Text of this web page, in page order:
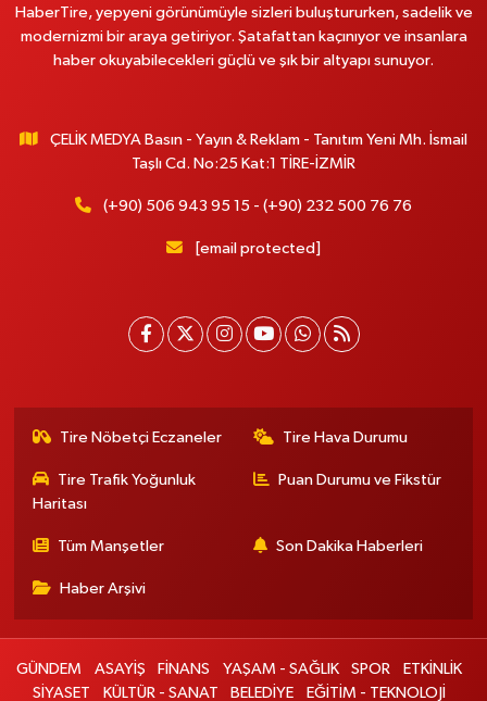
HaberTire, yepyeni görünümüyle sizleri buluştururken, sadelik ve
modernizmi bir araya getiriyor. Şatafattan kaçınıyor ve insanlara
haber okuyabilecekleri güçlü ve şık bir altyapı sunuyor.
ÇELİK MEDYA Basın - Yayın & Reklam - Tanıtım Yeni Mh. İsmail
Taşlı Cd. No:25 Kat:1 TİRE-İZMİR
(+90) 506 943 95 15 - (+90) 232 500 76 76
[email protected]
Tire Nöbetçi Eczaneler Tire Hava Durumu
Tire Trafik Yoğunluk
Haritası
Puan Durumu ve Fikstür
Tüm Manşetler Son Dakika Haberleri
Haber Arşivi
GÜNDEM ASAYİŞ FİNANS YAŞAM - SAĞLIK SPOR
ETKİNLİK
SİYASET
KÜLTÜR - SANAT BELEDİYE EĞİTİM - TEKNOLOJİ